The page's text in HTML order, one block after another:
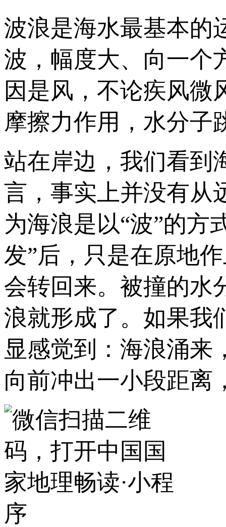
波浪是海水最基本的
波，幅度大、向一个
因是风，不论疾风微
摩擦力作用，水分子
站在岸边，我们看到
言，事实上并没有
为海浪是以“波”的方
发”后，只是在原地
会转回来。被撞的水
浪就形成了。如果我
显感觉到：海浪涌来
向前冲出一小段距离